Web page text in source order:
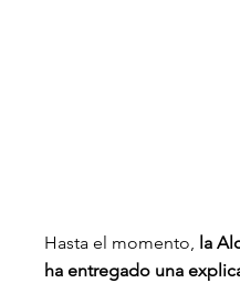
Hasta el momento, la
ha entregado una